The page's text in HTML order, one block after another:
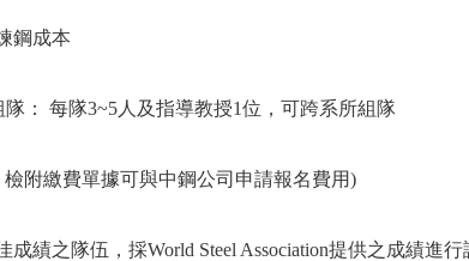
鋼成本
： 每隊3~5 人及指導教授1位，可跨系所組隊
附繳費單據可與中鋼公司申請報名費用)
成績之隊伍，採World Steel Association提供之成績進行